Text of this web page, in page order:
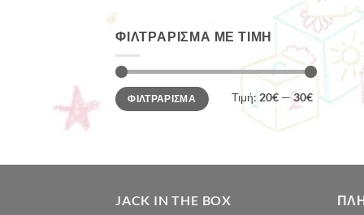
ΦΙΛΤΡΆΡΙΣΜΑ ΜΕ ΤΙΜΉ
Ελάχιστη
τιμή
Μέγιστη
τιμήΦΙΛΤΡΆΡΙΣΜΑ Τιμή: 20€— 30€
JACK IN THE BOX